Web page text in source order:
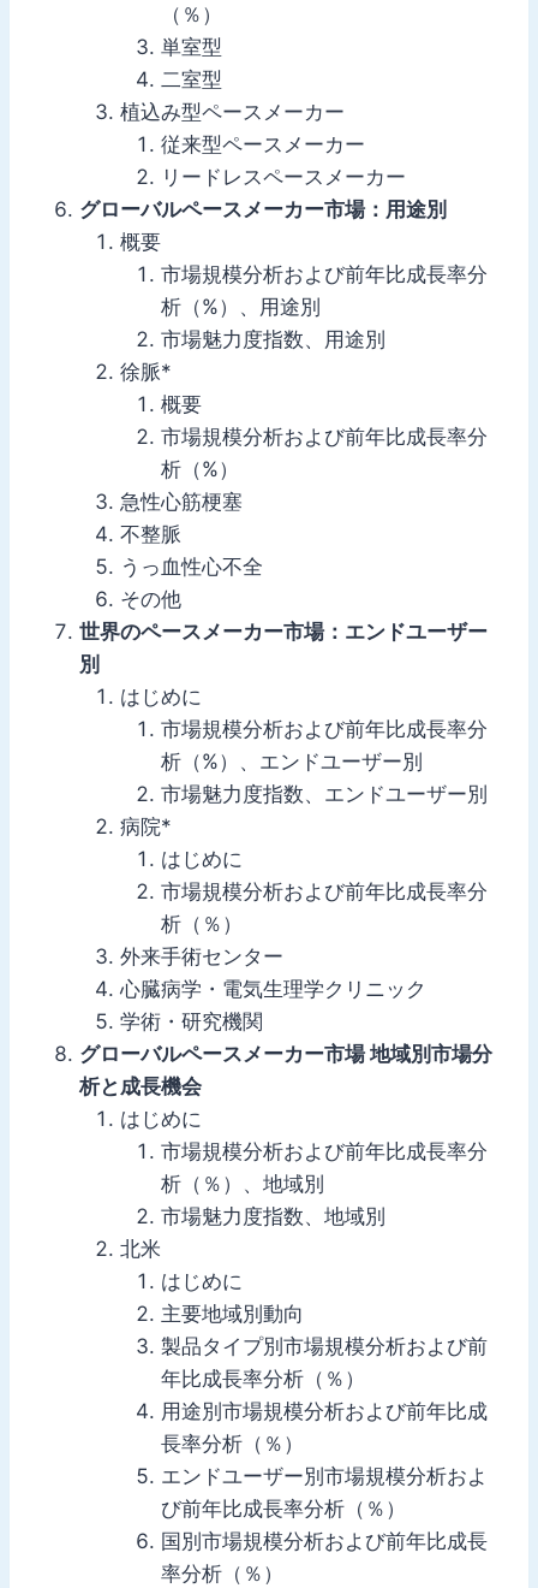
（％）
単室型
二室型
植込み型ペースメーカー
従来型ペースメーカー
リードレスペースメーカー
グローバルペースメーカー市場：用途別
概要
市場規模分析および前年比成長率分
析（%）、用途別
市場魅力度指数、用途別
徐脈*
概要
市場規模分析および前年比成長率分
析（%）
急性心筋梗塞
不整脈
うっ血性心不全
その他
世界のペースメーカー市場：エンドユーザー
別
はじめに
市場規模分析および前年比成長率分
析（%）、エンドユーザー別
市場魅力度指数、エンドユーザー別
病院*
はじめに
市場規模分析および前年比成長率分
析（％）
外来手術センター
心臓病学・電気生理学クリニック
学術・研究機関
グローバルペースメーカー市場 地域別市場分
析と成長機会
はじめに
市場規模分析および前年比成長率分
析（％）、地域別
市場魅力度指数、地域別
北米
はじめに
主要地域別動向
製品タイプ別市場規模分析および前
年比成長率分析（％）
用途別市場規模分析および前年比成
長率分析（％）
エンドユーザー別市場規模分析およ
び前年比成長率分析（％）
国別市場規模分析および前年比成長
率分析（％）